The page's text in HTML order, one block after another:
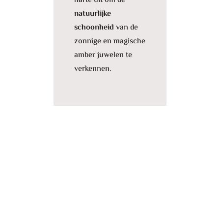
natuurlijke
schoonheid van de
zonnige en magische
amber juwelen te
verkennen.